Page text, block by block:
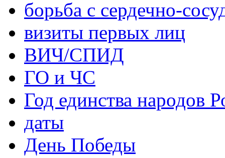
борьба с сердечно-
визиты первых лиц
ВИЧ/СПИД
ГО и ЧС
Год единства народов
даты
День Победы